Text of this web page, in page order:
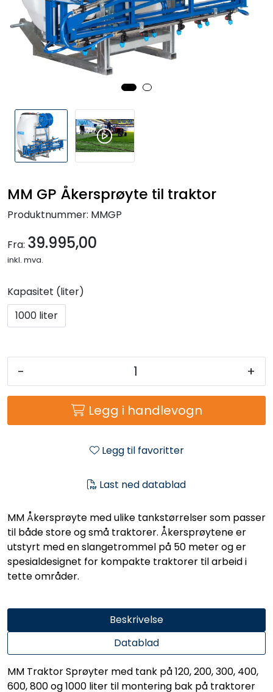
MM GP Åkersprøyte til traktor
Produktnummer: MMGP
Fra: 39.995,00
inkl. mva.
Kapasitet (liter)
1000 liter
- +
Legg i handlevogn
Legg til favoritter
Last ned datablad
MM Åkersprøyte med ulike tankstørrelser som passer
til både store og små traktorer. Åkersprøytene er
utstyrt med en slangetrommel på 50 meter og er
spesialdesignet for kompakte traktorer til arbeid i
tette områder.
Beskrivelse
Datablad
MM Traktor Sprøyter med tank på 120, 200, 300, 400,
600, 800 og 1000 liter til montering bak på traktorer
Reservedeler
Leker
Motorsag
Ryggsprøyte
Kampanje
Kataloger